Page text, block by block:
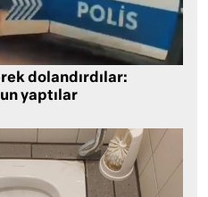
dolandırdılar:
yaptılar